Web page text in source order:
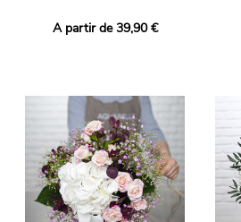
A partir de 39,90 €